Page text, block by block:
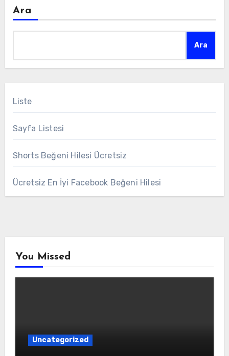
Ara
Ara
Liste
Sayfa Listesi
Shorts Beğeni Hilesi Ücretsiz
Ücretsiz En İyi Facebook Beğeni Hilesi
You Missed
Uncategorized